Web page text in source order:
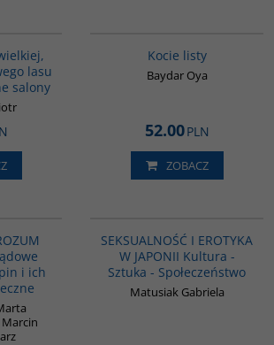
lasu
salony
Kocie listy
Baydar Oya
52.00PLN
ZOBACZ
i ich
SEKSUALNOŚĆ I EROTYKA
W JAPONII Kultura -
Sztuka - Społeczeństwo
Matusiak Gabriela